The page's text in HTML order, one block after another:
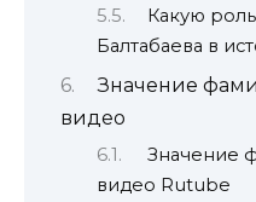
Какую
Балтабаева в
Значение
видео
Значение
видео Rutube